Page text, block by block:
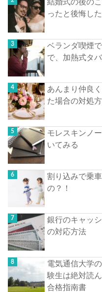
ったと後悔し
ベランダ喫煙
で、加熱式タ
あんまり仲良
た場合の対処
モレスキンノ
いてみる
割り込みで乗
の？！
銀行のキャッ
の対応方法
電気通信大学
験生は絶対読
合格指南書